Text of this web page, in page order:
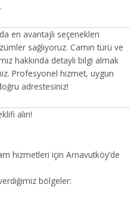
en avantajlı seçenekleri
sağlıyoruz. Camın türü ve
hakkında detaylı bilgi almak
Profesyonel hizmet, uygun
adrestesiniz!
alın!
hizmetleri için Arnavutköy’de
bölgeler: